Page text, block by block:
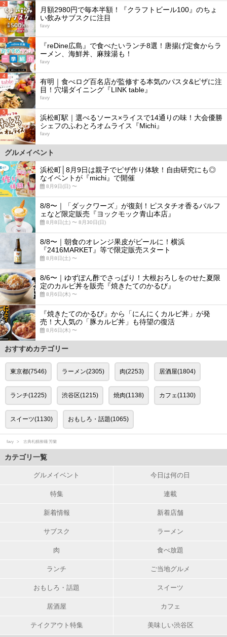
2
月額2980円で毎本半額！『クラフトビール100』のちょ
い飲みサブスクに注目
favy
3
『reDine広島』で食べたいランチ8選！唐揚げ定食からラ
ーメン、海鮮丼、麻辣湯も！
favy
4
有明｜食べログ百名店が監修する本気のパスタ&ピザに注
目！穴場ダイニング『LINK table』
favy
5
浜松町駅｜選べるソース×ライスで14通りの味！大会優勝
シェフのふわとろオムライス『Michi』
favy
グルメイベント
浜松町│8月9日は親子でピザ作り体験！自由研究にも◎
なイベントが『michi』で開催
8月9日(日) 〜
8/8〜｜「ダックワーズ」が復刻！ピスタチオ香るパルフ
ェなど限定販売『ヨックモック青山本店』
8月8日(土) 〜 8月30日(日)
8/8〜｜朝食のオレンジ果皮がビールに！横浜
『2416MARKET』等で限定販売スタート
8月8日(土) 〜
8/6〜｜ゆずぽん酢でさっぱり！大根おろしをのせた夏限
定のカルビ丼を販売『焼きたてのかるび』
8月6日(木) 〜
『焼きたてのかるび』から「にんにくカルビ丼」が発
売！大人気の「豚カルビ丼」も待望の復活
8月6日(木) 〜
おすすめカテゴリー
東京都(7546) ラーメン(2305) 肉(2253) 居酒屋(1804)
ランチ(1225) 渋谷区(1215) 焼肉(1138) カフェ(1130)
スイーツ(1130) おもしろ・話題(1065)
favy 古典札幌柳麺 芳蘭
カテゴリ一覧
グルメイベント 今日は何の日
特集 連載
新着情報 新着店舗
サブスク ラーメン
肉 食べ放題
ランチ ご当地グルメ
おもしろ・話題 スイーツ
居酒屋 カフェ
テイクアウト特集 美味しい渋谷区